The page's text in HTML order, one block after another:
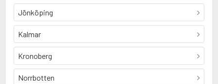
Jönköping
Kalmar
Kronoberg
Norrbotten